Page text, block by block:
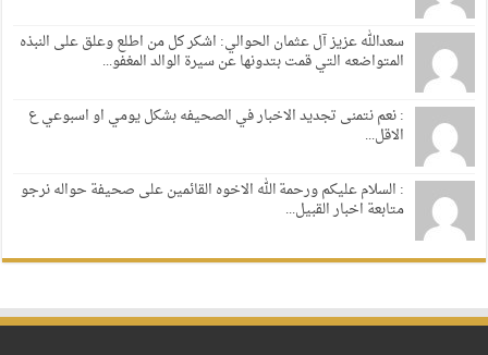
سعدالله عزيز آل عثمان الحوالي: اشكر كل من اطلع وعلق على النبذه
المتواضعه التي قمت بتدونها عن سيرة الوالد المغفو...
: نعم نتمنى تجديد الاخبار في الصحيفه بشكل يومي او اسبوعي ع
الاقل...
: السلام عليكم ورحمة الله الاخوه القائمين على صحيفة حواله نرجو
متابعة اخبار القبيل...